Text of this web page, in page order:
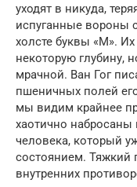
уходят в никуда,
испуганные вороны
холсте буквы «М». Их
некоторую глубину,
мрачной. Ван Гог
пшеничных полей
мы видим крайнее
хаотично набросаны
человека, который
состоянием. Тяжкий
внутренних